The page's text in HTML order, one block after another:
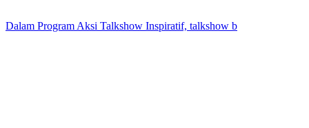
Dalam Program Aksi Talkshow Inspiratif, talkshow b